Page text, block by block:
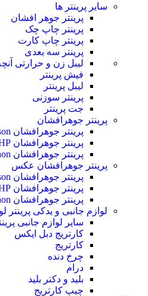
سایر پرینتر ها
پرینتر جوهر افشان
پرینتر چاپ چک
پرینتر چاپ کارت
پرینتر سه بعدی
لیبل زن و حرارتی
فیش پرینتر
لیبل پرینتر
پرینتر سوزنی
جت پرینتر
پرینتر جوهرافشان
پرینتر جوهرافشان Epson
پرینتر جوهرافشان HP
پرینتر جوهرافشان Canon
پرینتر جوهرافشان عکس
پرینتر جوهرافشان Epson
پرینتر جوهرافشان HP
پرینتر جوهرافشان Canon
لوازم جانبی و یدکی پرینتر
سایر لوازم جانبی
کارتریج دبل ایکس
کارتریج
چرخ دنده
درام
بلید و دکتر بلید
چیپ کارتریج